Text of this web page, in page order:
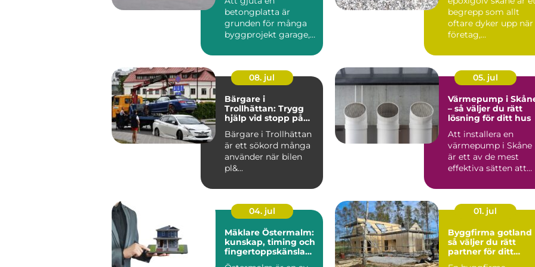
betongplatta är
grunden för många
byggprojekt garage,
begrepp som allt
oftare dyker upp när
företag,
privatpers...
08. jul
Bärgare i
Trollhättan: Trygg
hjälp vid stopp på
Bärgare i Trollhättan
är ett sökord många
använder när bilen
pl&...
05. jul
Värmepump i
– så väljer du rätt
lösning för ditt hus
Att installera en
värmepump i Skåne
är ett av de mest
effektiva sätten att
04. jul
Mäklare Östermalm:
kunskap, timing och
fingertoppskänsla
på stockholms mest
01. jul
Byggfirma gotland
så väljer du rätt
partner för ditt